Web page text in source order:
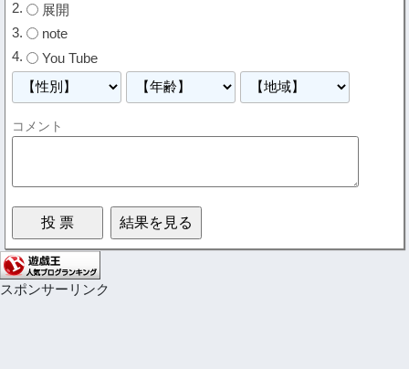
展開
note
You Tube
コメント
スポンサーリンク